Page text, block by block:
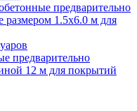
предварительно
размером 1.5х6.0 м для
предварительно
12 м для покрытий